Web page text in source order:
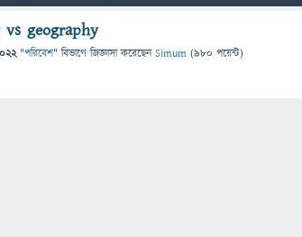
vs geography
"পরিবেশ" বিভাগে জিজ্ঞাসাকরেছেনSimum (980 পয়েন্ট)